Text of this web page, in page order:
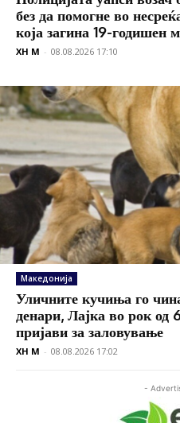
без да помогне во
која загина 19-годишен
XH M - 08.08.2026 17:10
Македонија
Уличните кучиња го
денари, Лајка во рок од
пријави за заловување
XH M - 08.08.2026 17:02
-